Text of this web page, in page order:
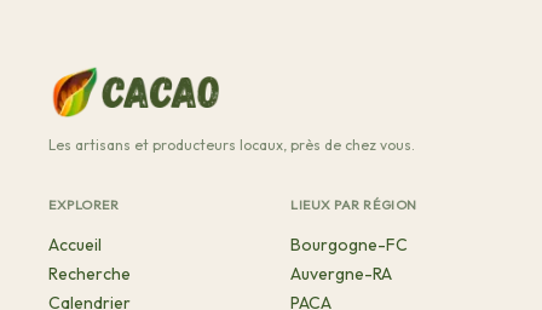
Les artisans et producteurs locaux, près de chez vous.
EXPLORER
Accueil
Recherche
Calendrier
LIEUX PAR RÉGION
Bourgogne-FC
Auvergne-RA
PACA